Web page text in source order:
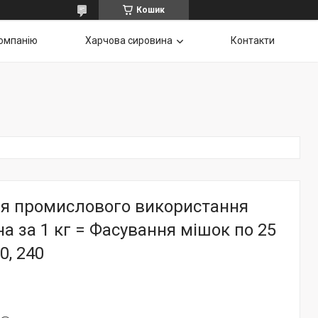
Кошик
Харчова сировина Контакти
промислового використання
за 1 кг = Фасування мішок по 25
240